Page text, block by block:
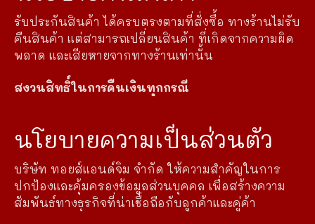
รับประกันสินค้า ได้ครบตรงตามที่สั่งซื้อ ทางร้านไม่รับ
คืนสินค้า แต่สามารถเปลี่ยนสินค้า ที่เกิดจากความผิด
พลาด และเสียหายจากทางร้านเท่านั้น
สงวนสิทธิ์ในการคืนเงินทุกกรณี
นโยบายความเป็นส่วนตัว
บริษัท ทอยส์แอนด์จิม จำกัด ให้ความสำคัญในการ
ปกป้องและคุ้มครองข้อมูลส่วนบุคคล เพื่อสร้างความ
สัมพันธ์ทางธุรกิจที่น่าเชื่อถือกับลูกค้าและคู่ค้า